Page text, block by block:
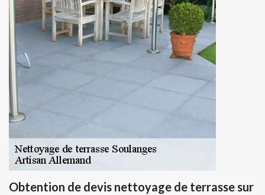
Obtention de devis nettoyage de terrasse sur